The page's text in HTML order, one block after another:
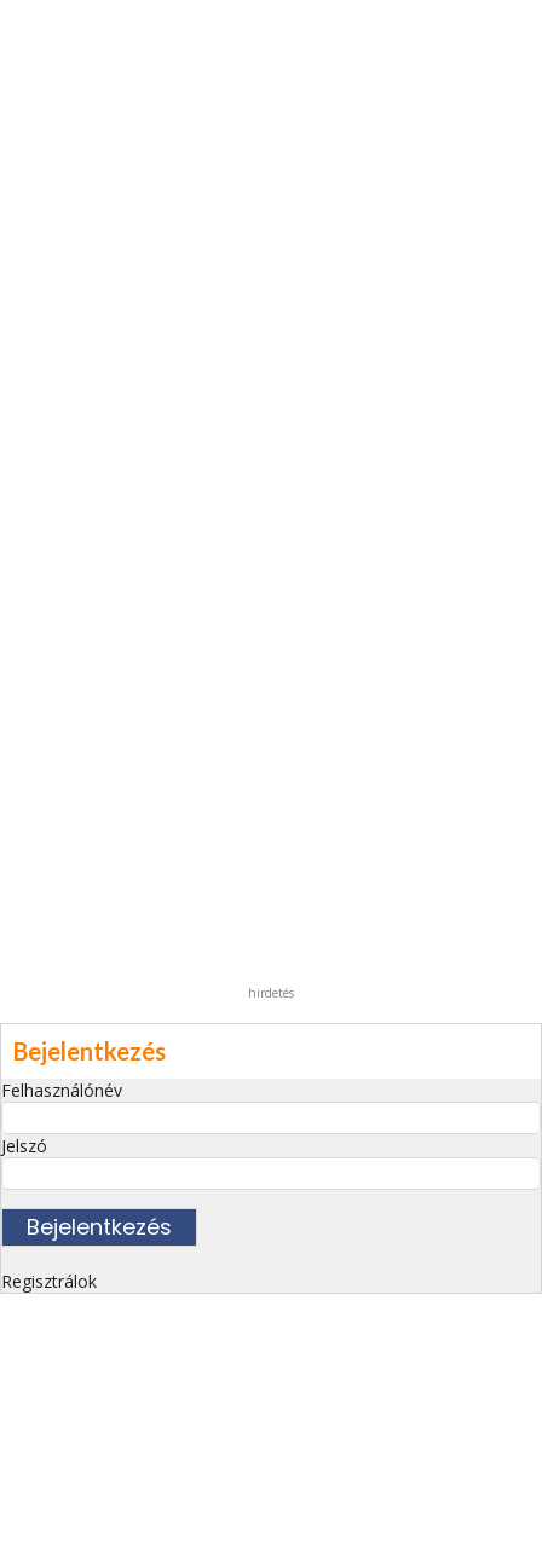
hirdetés
Bejelentkezés
Felhasználónév
Jelszó
Regisztrálok